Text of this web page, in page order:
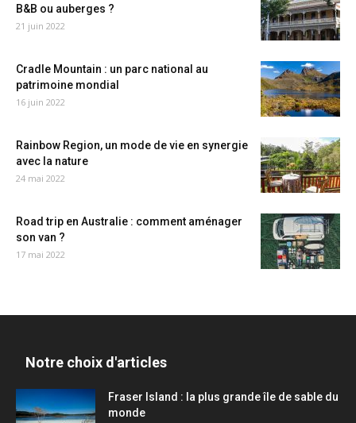
B&B ou auberges ?
21 juin 2022
Cradle Mountain : un parc national au
patrimoine mondial
16 juin 2022
Rainbow Region, un mode de vie en synergie
avec la nature
24 mai 2022
Road trip en Australie : comment aménager
son van ?
17 mai 2022
Notre choix d'articles
Fraser Island : la plus grande île de sable du
monde